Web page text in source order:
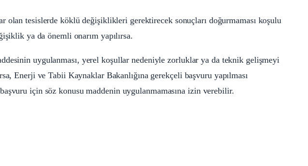
olan tesislerde köklü değişiklikleri gerektirecek sonuçları doğurmaması koşulu
ya da önemli onarım yapılırsa.
uygulanması, yerel koşullar nedeniyle zorluklar ya da teknik gelişmeyi
Enerji ve Tabii Kaynaklar Bakanlığına gerekçeli başvuru yapılması
için söz konusu maddenin uygulanmamasına izin verebilir.